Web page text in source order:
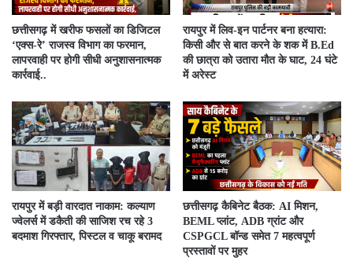
​छत्तीसगढ़ में खरीफ फसलों का डिजिटल
‘एक्स-रे’ राजस्व विभाग का फरमान,
लापरवाही पर होगी सीधी अनुशासनात्मक
कार्रवाई..
रायपुर में लिव-इन पार्टनर बना हत्यारा:
किसी और से बात करने के शक में B.Ed
की छात्रा को उतारा मौत के घाट, 24 घंटे
में अरेस्ट
रायपुर में बड़ी वारदात नाकाम: कल्याण
ज्वेलर्स में डकैती की साजिश रच रहे 3
बदमाश गिरफ्तार, पिस्टल व चाकू बरामद
छत्तीसगढ़ कैबिनेट बैठक: AI मिशन,
BEML प्लांट, ADB ग्रांट और
CSPGCL बॉन्ड समेत 7 महत्वपूर्ण
प्रस्तावों पर मुहर